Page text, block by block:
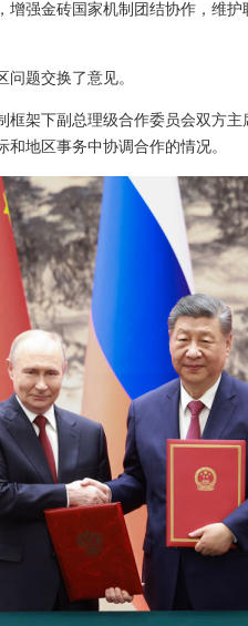
增强金砖国家机制团结协作，维
题交换了意见。
框架下副总理级合作委员会双方
地区事务中协调合作的情况。